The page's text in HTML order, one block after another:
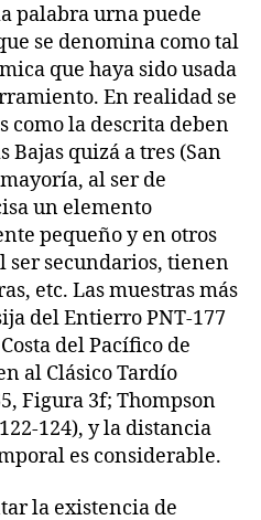
palabra urna puede
se denomina como tal
que haya sido usada
En realidad se
como la descrita deben
Bajas quizá a tres (San
al ser de
un elemento
pequeño y en otros
ser secundarios, tienen
etc. Las muestras más
del Entierro PNT-177
del Pacífico de
al Clásico Tardío
Figura 3f; Thompson
124), y la distancia
es considerable.
la existencia de